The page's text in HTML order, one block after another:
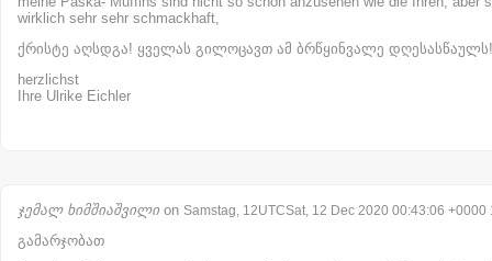
wirklich sehr sehr schmackhaft,
ქრისტე აღსდგა! ყველას გილოცავთ ამ ბრწყინვალე დღესასწაულს!
herzlichst
Ihre Ulrike Eichler
ჯემალ ხიმშიაშვილი on Samstag, 12UTCSat, 12 Dec 2020 00:43:06
გამარჯობათ